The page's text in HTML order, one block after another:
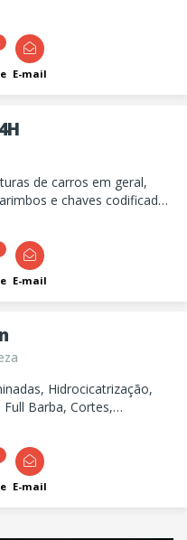
E-mail
de carros em geral,
e chaves codificadas
E-mail
Hidrocicatrização,
Full Barba, Cortes,
da sua beleza com técnica,
E-mail